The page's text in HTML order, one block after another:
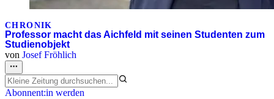
CHRONIK
Professor macht das Aichfeld mit seinen Studenten zum
Studienobjekt
von Josef Fröhlich
Abonnent:in werden